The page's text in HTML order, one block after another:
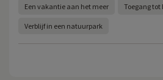
Een vakantie aan het meer Toegang
Verblijf in een natuurpark